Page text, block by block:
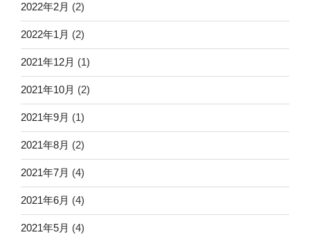
2022年2月 (2)
2022年1月 (2)
2021年12月 (1)
2021年10月 (2)
2021年9月 (1)
2021年8月 (2)
2021年7月 (4)
2021年6月 (4)
2021年5月 (4)